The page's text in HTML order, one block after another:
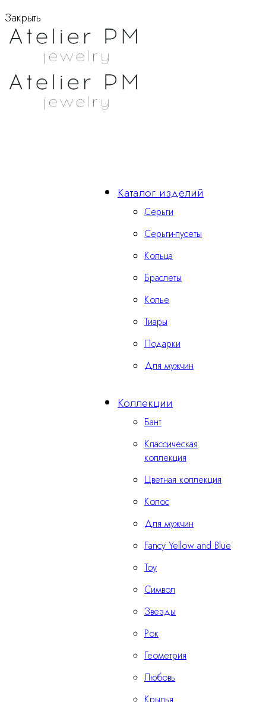
Закрыть
Каталог изделий
Серьги
Серьги-пусеты
Кольца
Браслеты
Колье
Тиары
Подарки
Для мужчин
Коллекции
Бант
Классическая
коллекция
Цветная коллекция
Колос
Для мужчин
Fancy Yellow and Blue
Тоу
Символ
Звезды
Рок
Геометрия
Любовь
Крылья